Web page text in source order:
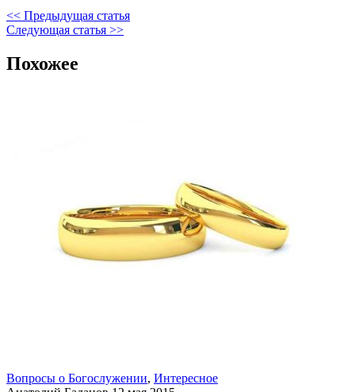
<< Предыдущая статья
Следующая статья >>
Похожее
Вопросы о Богослужении, Интересное